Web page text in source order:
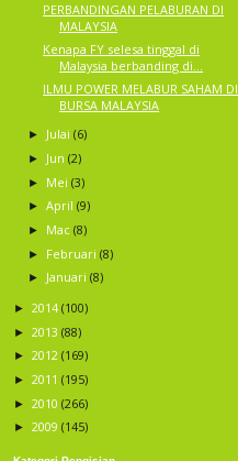
PERBANDINGAN PELABURAN DI
MALAYSIA
Kenapa FY selesa tinggal di
Malaysia berbanding di...
ILMU POWER MELABUR SAHAM DI
BURSA MALAYSIA
► Julai (6)
► Jun (2)
► Mei (3)
► April (9)
► Mac (8)
► Februari (8)
► Januari (8)
► 2014 (100)
► 2013 (88)
► 2012 (169)
► 2011 (195)
► 2010 (266)
► 2009 (145)